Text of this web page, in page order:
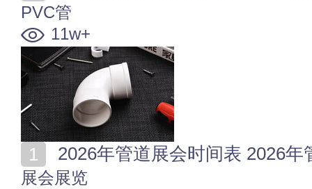
PVC管
11w+
2026年管道展会时间表 2026年
展会展览